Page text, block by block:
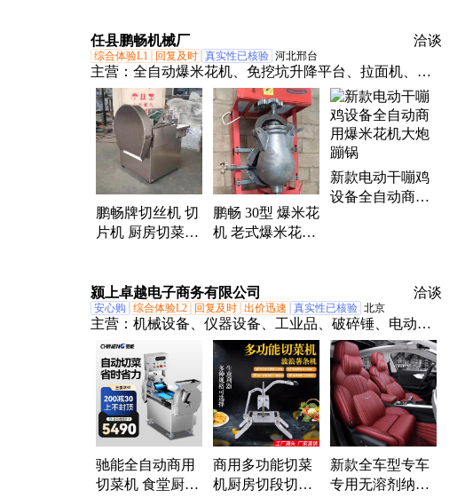
多功能切葱花辣
椒机
炉
位学校食堂碗柜
任县鹏畅机械厂 洽谈
综合体验L1 回复及时 真实性已核验 河北邢台
主营： 全自动爆米花机、免挖坑升降平台、拉面机、切
菜机、冷面机、瓷砖切割机、辣条机、饺子皮机、饺子
机、缩管机、爬楼机、三轮车、小铲车、随车叉车、电
动脚手架
鹏畅牌切丝机 切
片机 厨房切菜神
鹏畅 30型 爆米花
机 老式爆米花生
新款电动干嘣鸡
设备全自动商用
颍上卓越电子商务有限公司 洽谈
安心购 综合体验L2 回复及时 出价迅速 真实性已核验 北京
主营： 机械设备、仪器设备、工业品、破碎锤、电动油
脂泵、户外垃圾桶、汽车空调抽打泵、应急启动电源、
电动搅拌机、电动冲击夯、石材加重机、阳台洗衣柜、
冰淇淋机、玻璃钢雕塑、中空回转液压缸、UV打印机、
激光打标机、液压总成、气动搅拌机、雕刻机、台式立
式冰激凌机、液压破碎钳
驰能全自动商用
切菜机 食堂厨房
商用多功能切菜
机厨房切段切条
新款全车型专车
专用无溶剂纳帕